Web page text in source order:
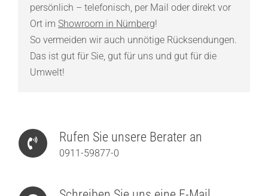
persönlich – telefonisch, per Mail oder direkt vor
Ort im Showroom in Nürnberg!
So vermeiden wir auch unnötige Rücksendungen.
Das ist gut für Sie, gut für uns und gut für die
Umwelt!
Rufen Sie unsere Berater an
0911-59877-0